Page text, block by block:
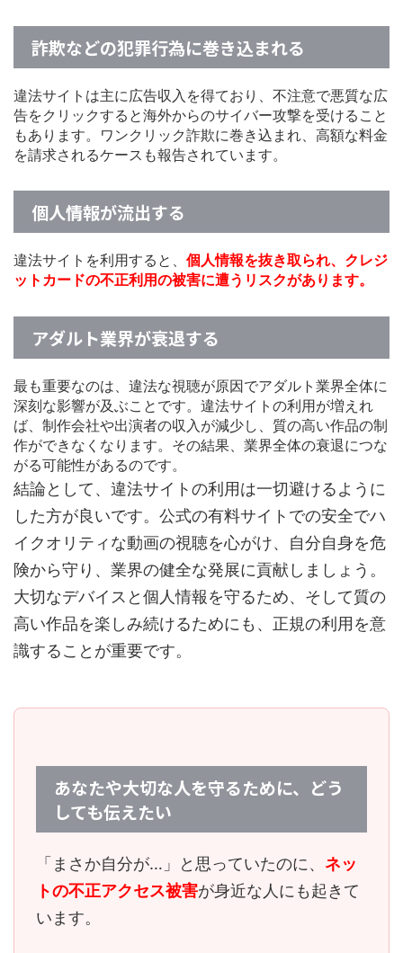
詐欺などの犯罪行為に巻き込まれる
違法サイトは主に広告収入を得ており、不注意で悪質な広
告をクリックすると海外からのサイバー攻撃を受けること
もあります。ワンクリック詐欺に巻き込まれ、高額な料金
を請求されるケースも報告されています。
個人情報が流出する
違法サイトを利用すると、 個人情報を抜き取られ、クレジ
ットカードの不正利用の被害に遭うリスクがあります。
アダルト業界が衰退する
最も重要なのは、違法な視聴が原因でアダルト業界全体に
深刻な影響が及ぶことです。違法サイトの利用が増えれ
ば、制作会社や出演者の収入が減少し、質の高い作品の制
作ができなくなります。その結果、業界全体の衰退につな
がる可能性があるのです。
結論として、違法サイトの利用は一切避けるように
した方が良いです。公式の有料サイトでの安全でハ
イクオリティな動画の視聴を心がけ、自分自身を危
険から守り、業界の健全な発展に貢献しましょう。
大切なデバイスと個人情報を守るため、そして質の
高い作品を楽しみ続けるためにも、正規の利用を意
識することが重要です。
あなたや大切な人を守るために、どう
しても伝えたい
「まさか自分が…」と思っていたのに、 ネッ
トの不正アクセス被害が身近な人にも起きて
います。